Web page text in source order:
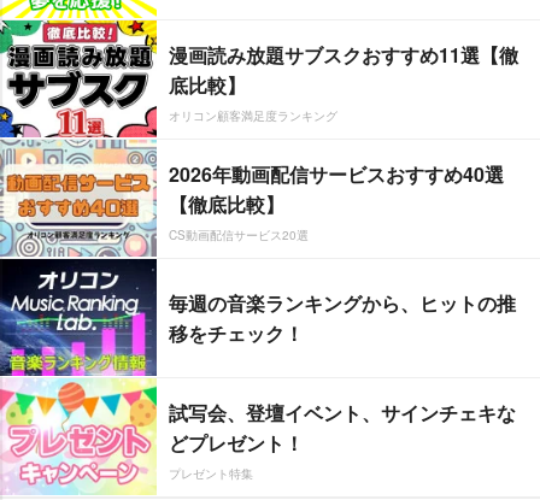
漫画読み放題サブスクおすすめ11選【徹
底比較】
オリコン顧客満足度ランキング
2026年動画配信サービスおすすめ40選
【徹底比較】
CS動画配信サービス20選
毎週の音楽ランキングから、ヒットの推
移をチェック！
試写会、登壇イベント、サインチェキな
どプレゼント！
プレゼント特集